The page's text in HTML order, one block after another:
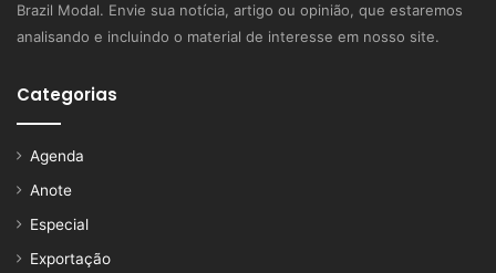
Brazil Modal. Envie sua notícia, artigo ou opinião, que estaremos
analisando e incluindo o material de interesse em nosso site.
Categorias
Agenda
Anote
Especial
Exportação